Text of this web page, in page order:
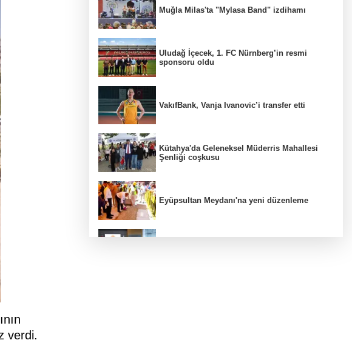
verdi.
Muğla Milas'ta "Mylasa Band" izdihamı
Uludağ İçecek, 1. FC Nürnberg’in resmi
sponsoru oldu
VakıfBank, Vanja Ivanovic’i transfer etti
Kütahya'da Geleneksel Müderris Mahallesi
Şenliği coşkusu
Eyüpsultan Meydanı'na yeni düzenleme